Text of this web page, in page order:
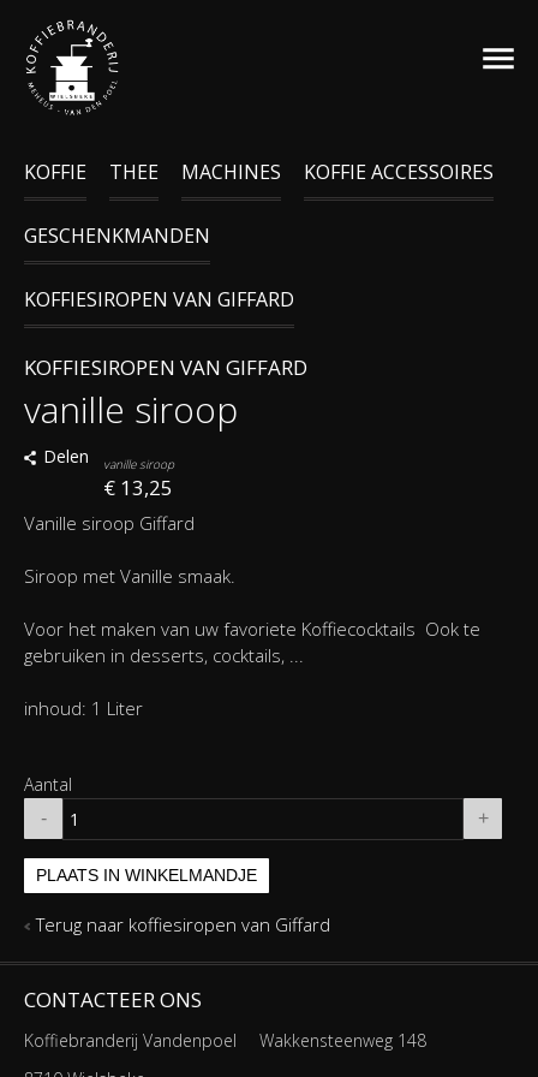
KOFFIE THEE MACHINES KOFFIE ACCESSOIRES
GESCHENKMANDEN
KOFFIESIROPEN VAN GIFFARD
KOFFIESIROPEN VAN GIFFARD
vanille siroop
Delen vanille siroop
€ 13,25
Vanille siroop Giffard
Siroop met Vanille smaak.
Voor het maken van uw favoriete Koffiecocktails Ook te
gebruiken in desserts, cocktails, ...
inhoud: 1 Liter
Aantal
- +
PLAATS IN WINKELMANDJE
Terug naar koffiesiropen van Giffard
CONTACTEER ONS
Koffiebranderij Vandenpoel
Wakkensteenweg 148